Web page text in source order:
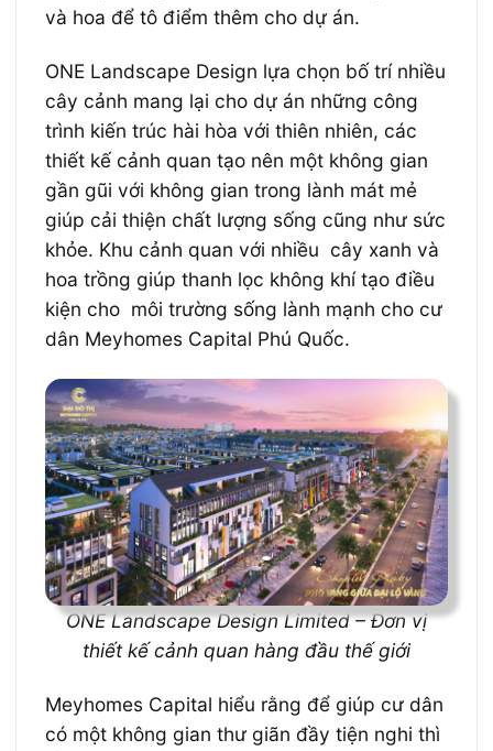
và hoa để tô điểm thêm cho dự án.
ONE Landscape Design lựa chọn bố trí nhiều
cây cảnh mang lại cho dự án những công
trình kiến trúc hài hòa với thiên nhiên, các
thiết kế cảnh quan tạo nên một không gian
gần gũi với không gian trong lành mát mẻ
giúp cải thiện chất lượng sống cũng như sức
khỏe. Khu cảnh quan với nhiều cây xanh và
hoa trồng giúp thanh lọc không khí tạo điều
kiện cho môi trường sống lành mạnh cho cư
dân Meyhomes Capital Phú Quốc.
ONE Landscape Design Limited – Đơn vị
thiết kế cảnh quan hàng đầu thế giới
Meyhomes Capital hiểu rằng để giúp cư dân
có một không gian thư giãn đầy tiện nghi thì